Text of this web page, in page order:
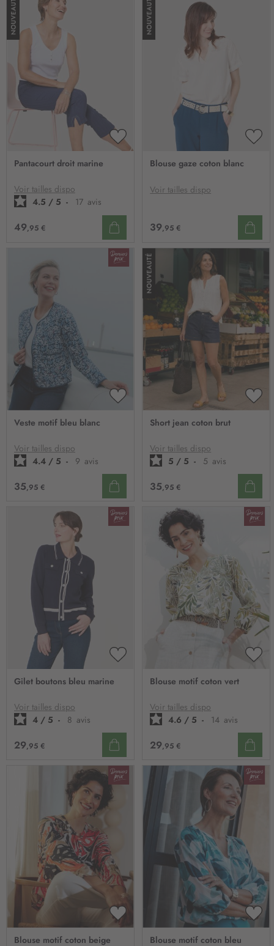
AJOUTER
D’ENVIE
Pantacourt droit marine
Voir tailles dispo
4.5 / 5 - 17 avis
49,95 €
Blouse gaze coton blanc
Voir tailles dispo
39,95 €
AJOUTER
D’ENVIE
Veste motif bleu blanc
Voir tailles dispo
4.4 / 5 - 9 avis
35,95 €
Short jean coton brut
Voir tailles dispo
5 / 5 - 5 avis
35,95 €
D’ENVIE
Gilet boutons bleu marine
Voir tailles dispo
4 / 5 - 8 avis
29,95 €
Blouse motif coton vert
Voir tailles dispo
4.6 / 5 - 14 avis
29,95 €
AJOUTER
Blouse motif coton beige Blouse motif coton bleu